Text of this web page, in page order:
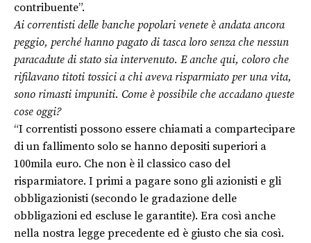
contribuente”.
Ai correntisti delle banche popolari venete è andata ancora
peggio, perché hanno pagato di tasca loro senza che nessun
paracadute di stato sia intervenuto. E anche qui, coloro che
rifilavano titoti tossici a chi aveva risparmiato per una vita,
sono rimasti impuniti. Come è possibile che accadano queste
cose oggi?
“I correntisti possono essere chiamati a compartecipare
di un fallimento solo se hanno depositi superiori a
100mila euro. Che non è il classico caso del
risparmiatore. I primi a pagare sono gli azionisti e gli
obbligazionisti (secondo le gradazione delle
obbligazioni ed escluse le garantite). Era così anche
nella nostra legge precedente ed è giusto che sia così.